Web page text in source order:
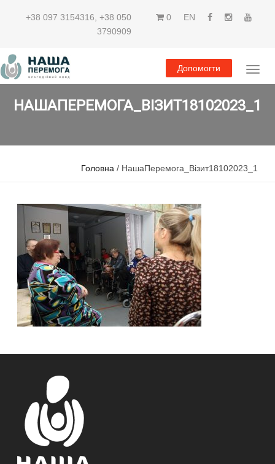
+38 097 3154316 +38 050
3790909
0 EN
Допомогти
НАШАПЕРЕМОГА_ВІЗИТ18102023_1
Головна / НашаПеремога_Візит18102023_1